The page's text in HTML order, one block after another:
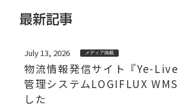
最新記事
July 13, 2026 メディア掲載
物流情報発信サイト『Ye-
管理システムLOGIFLUX
した